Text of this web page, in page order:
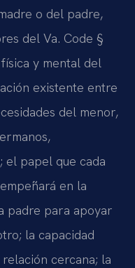
o del padre,
del Va. Code §
y mental del
existente entre
del menor,
el papel que cada
en la
padre para apoyar
la capacidad
cercana; la